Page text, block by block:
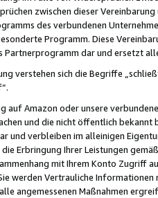
zwischen dieser
des verbundenen
Programm. Diese
Partnerprogramm dar und ersetzt
verstehen sich die Begriffe
auf Amazon oder unsere
und die nicht öffentlich
und verbleiben im alleinigen
Erbringung Ihrer Leistungen
mit Ihrem Konto
werden Vertrauliche
angemessenen Maßnahmen